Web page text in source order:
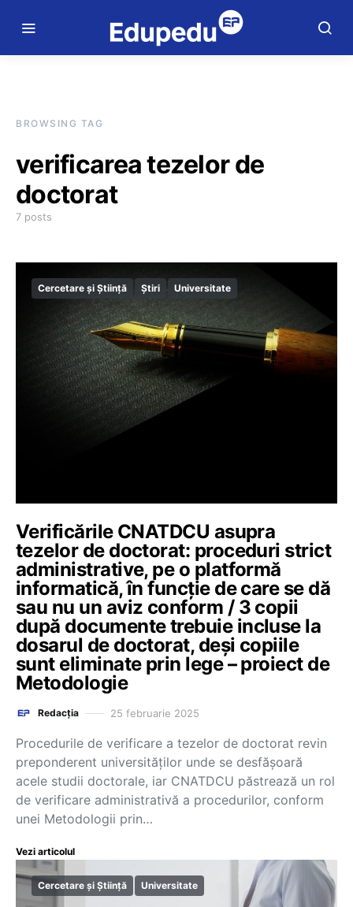
BROWSING TAG
verificarea tezelor de
doctorat
7 posts
Cercetare și Știință Știri Universitate
Verificările CNATDCU asupra
tezelor de doctorat: proceduri strict
administrative, pe o platformă
informatică, în funcție de care se dă
sau nu un aviz conform / 3 copii
după documente trebuie incluse la
dosarul de doctorat, deși copiile
sunt eliminate prin lege – proiect de
Metodologie
Redacția 25 februarie 2025
Procedurile de verificare a tezelor de doctorat revin
preponderent universităților unde se desfășoară
acele studii doctorale, iar CNATDCU păstrează un rol
de verificare administrativă a procedurilor, conform
unei Metodologii prin…
Vezi articolul
Cercetare și Știință Universitate